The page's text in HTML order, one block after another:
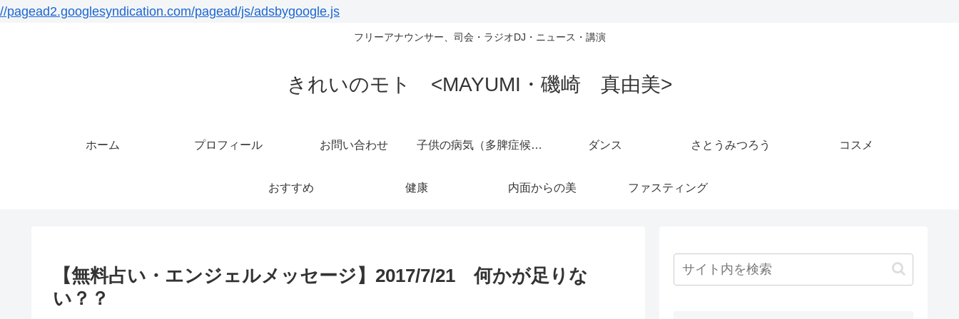
//pagead2.googlesyndication.com/pagead/js/adsbygoogle.js
フリーアナウンサー、司会・ラジオDJ・ニュース・講演
きれいのモト <MAYUMI・磯崎 真由美>
ホーム プロフィール お問い合わせ 子供の病気（多脾症候群） ダンス さとうみつろう コスメ
おすすめ 健康 内面からの美 ファスティング
【無料占い・エンジェルメッセージ】2017/7/21 何かが足りな
い？？